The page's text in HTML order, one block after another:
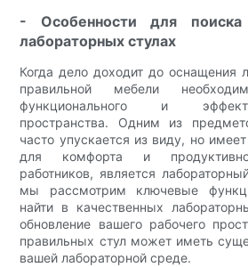
- Особенности для поиска
лабораторных стулах
Когда дело доходит до оснащения
правильной мебели
функционального и
пространства. Одним из
часто упускается из виду, но
для комфорта и
работников, является
мы рассмотрим ключевые
найти в качественных
обновление вашего рабочего
правильных стул может иметь
вашей лабораторной среде.